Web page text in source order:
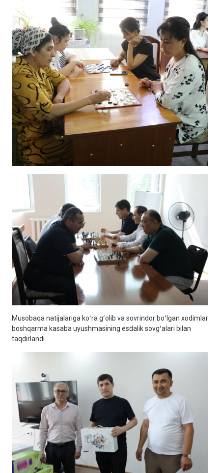
Musobaqa natijalariga koʻra gʻolib va sovrindor boʻlgan xodimlar
boshqarma kasaba uyushmasining esdalik sovgʻalari bilan
taqdirlandi.